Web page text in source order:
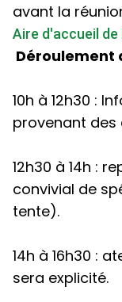
avant la
Aire d'accueil de
Déroulement
10h à 12h30 :
provenant
12h30 à 14h :
convivial de
tente).
14h à 16h30 :
sera explicité.